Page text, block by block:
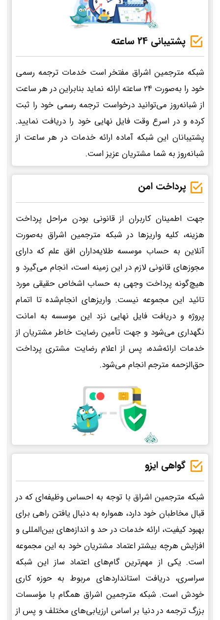
پشتیبانی 24 ساعته
شبکه مترجمین اشراق مفتخر است خدمات ترجمه رسمی
خود را به‌صورت 24 ساعته ارائه نماید بنابراین در هر ساعت
از شبانه‌روز می‌توانید درخواست ترجمه رسمی خود را ثبت
کرده و در اسرع وقت فایل نهایی خود را دریافت نمایید.
پشتیبانان این شبکه آماده ارائه خدمات در هر ساعت از
شبانه‌روز به شما مشتریان عزیز است.
پرداخت امن
جهت اطمینان کاربران از قانونی بودن مراحل پرداخت
هزینه، کلیه واریزها در شبکه مترجمین اشراق به‌صورت
آنلاین به حساب موسسه طلایه‌داران افق علم که دارای
مجوزهای قانونی لازم در این زمینه است، انجام می‌گیرد و
هیچ‌گونه پرداخت وجهی به حساب اشخاص حقیقی مورد
تائید این مجموعه نیست. واریزهای انجام‌شده تا اتمام
پروژه و دریافت فایل نهایی نزد این موسسه به امانت
نگهداری می‌شود و جهت تأمین رضایت خاطر مشتریان از
خدمات ارائه‌شده، پس از اعلام رضایت مشتری پرداخت
حق‌الزحمه مترجم انجام می‌شود.
گواهی ایزو
شبکه مترجمین اشراق با توجه به احساس وظیفه‌ای که در
قبال مخاطبان خود دارد، همواره به دنبال یافتن راهی برای
بهبود کیفیت، ارائه خدمات در حد و اندازه‌های بین‌المللی و
افزایش هرچه بیشتر اعتماد مشتریان خود به این مجموعه
است. یکی از مهم‌ترین گام‌های اعتماد ساز این شبکه
سراسری، دریافت استانداردهای مربوط به حوزه کاری
خودش است. شبکه مترجمین اشراق همگام با مؤسسات
بزرگ ترجمه در دنیا بر اساس ارزیابی‌های مختلف و پس از